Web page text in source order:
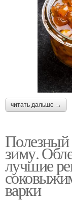
читать дальше →
Полезный
зиму.
лучшие
варки